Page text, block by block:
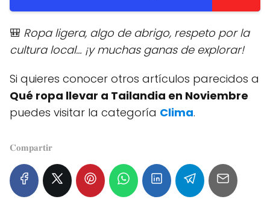
🎒 Ropa ligera, algo de abrigo, respeto por la
cultura local… ¡y muchas ganas de explorar!
Si quieres conocer otros artículos parecidos a
Qué ropa llevar a Tailandia en Noviembre
puedes visitar la categoría Clima.
𝐂𝐨𝐦𝐩𝐚𝐫𝐭𝐢𝐫